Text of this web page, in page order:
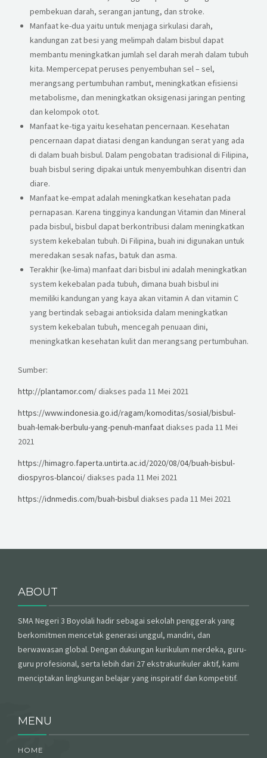
pembekuan darah, serangan jantung, dan stroke.
Manfaat ke-dua yaitu untuk menjaga sirkulasi darah,
kandungan zat besi yang melimpah dalam bisbul dapat
membantu meningkatkan jumlah sel darah merah dalam tubuh
kita. Mempercepat peruses penyembuhan sel – sel,
merangsang pertumbuhan rambut, meningkatkan efisiensi
metabolisme, dan meningkatkan oksigenasi jaringan penting
dan kelompok otot.
Manfaat ke-tiga yaitu kesehatan pencernaan. Kesehatan
pencernaan dapat diatasi dengan kandungan serat yang ada
di dalam buah bisbul. Dalam pengobatan tradisional di Filipina,
buah bisbul sering dipakai untuk menyembuhkan disentri dan
diare.
Manfaat ke-empat adalah meningkatkan kesehatan pada
pernapasan. Karena tingginya kandungan Vitamin dan Mineral
pada bisbul, bisbul dapat berkontribusi dalam meningkatkan
system kekebalan tubuh. Di Filipina, buah ini digunakan untuk
meredakan sesak nafas, batuk dan asma.
Terakhir (ke-lima) manfaat dari bisbul ini adalah meningkatkan
system kekebalan pada tubuh, dimana buah bisbul ini
memiliki kandungan yang kaya akan vitamin A dan vitamin C
yang bertindak sebagai antioksida dalam meningkatkan
system kekebalan tubuh, mencegah penuaan dini,
meningkatkan kesehatan kulit dan merangsang pertumbuhan.
Sumber:
http://plantamor.com/ diakses pada 11 Mei 2021
https://www.indonesia.go.id/ragam/komoditas/sosial/bisbul-
buah-lemak-berbulu-yang-penuh-manfaat diakses pada 11 Mei
2021
https://himagro.faperta.untirta.ac.id/2020/08/04/buah-bisbul-
diospyros-blancoi/ diakses pada 11 Mei 2021
https://idnmedis.com/buah-bisbul diakses pada 11 Mei 2021
ABOUT
SMA Negeri 3 Boyolali hadir sebagai sekolah penggerak yang
berkomitmen mencetak generasi unggul, mandiri, dan
berwawasan global. Dengan dukungan kurikulum merdeka, guru-
guru profesional, serta lebih dari 27 ekstrakurikuler aktif, kami
menciptakan lingkungan belajar yang inspiratif dan kompetitif.
MENU
HOME